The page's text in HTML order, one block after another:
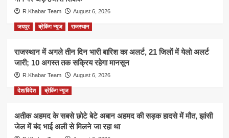
R.Khabar Team August 6, 2026
जयपुर ब्रेकिंग न्यूज राजस्थान
राजस्थान में अगले तीन दिन भारी बारिश का अलर्ट, 21 जिलों में येलो अलर्ट
जारी; 10 अगस्त तक सक्रिय रहेगा मानसून
R.Khabar Team August 6, 2026
देश/विदेश ब्रेकिंग न्यूज
अतीक अहमद के सबसे छोटे बेटे अबान अहमद की सड़क हादसे में मौत, झांसी
जेल में बंद भाई अली से मिलने जा रहा था